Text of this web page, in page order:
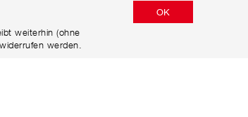
weiterhin (ohne
werden.
OK